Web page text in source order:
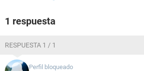
1 respuesta
RESPUESTA 1 / 1
Perfil bloqueado